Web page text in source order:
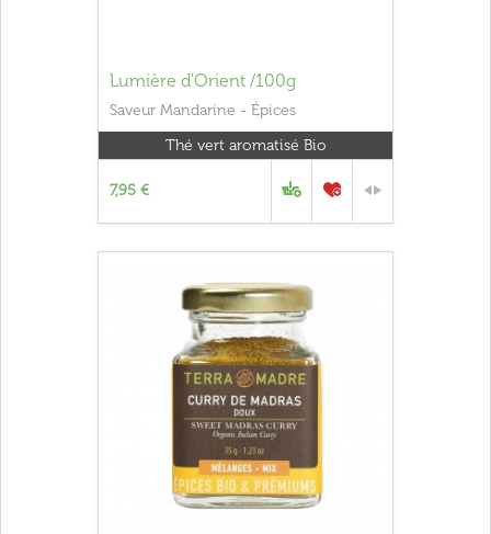
Lumière d'Orient /100g
Saveur Mandarine - Épices
Thé vert aromatisé Bio
7,95 €